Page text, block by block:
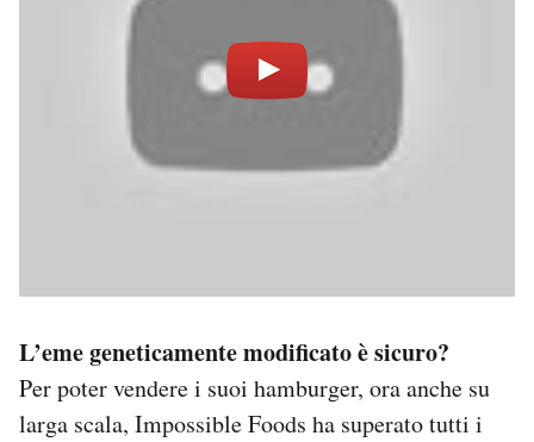
L’eme geneticamente modificato è sicuro?
Per poter vendere i suoi hamburger, ora anche su
larga scala, Impossible Foods ha superato tutti i